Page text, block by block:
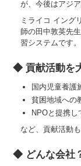
が、今後はアジ
ミライコ イング
師の田中敦英先
習システムです。
◆ 貢献活動を
国内児童養護
貧困地域への
NPOと提携し
など、貢献活動
◆ どんな会社